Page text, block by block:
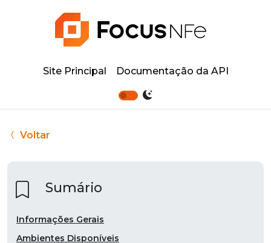
Site Principal Documentação da API
Voltar
Sumário
Informações Gerais
Ambientes Disponíveis